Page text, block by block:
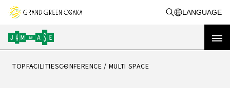
LANGUAGE
TOP
TOPFACILITIESCONFERENCE / MULTI SPACE